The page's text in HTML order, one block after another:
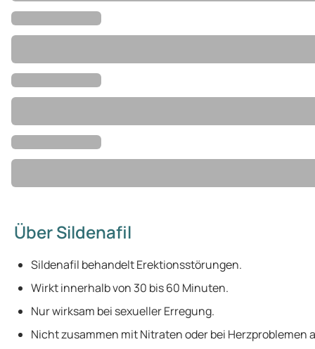
Über Sildenafil
Sildenafil behandelt Erektionsstörungen.
Wirkt innerhalb von 30 bis 60 Minuten.
Nur wirksam bei sexueller Erregung.
Nicht zusammen mit Nitraten oder bei Herzproblemen